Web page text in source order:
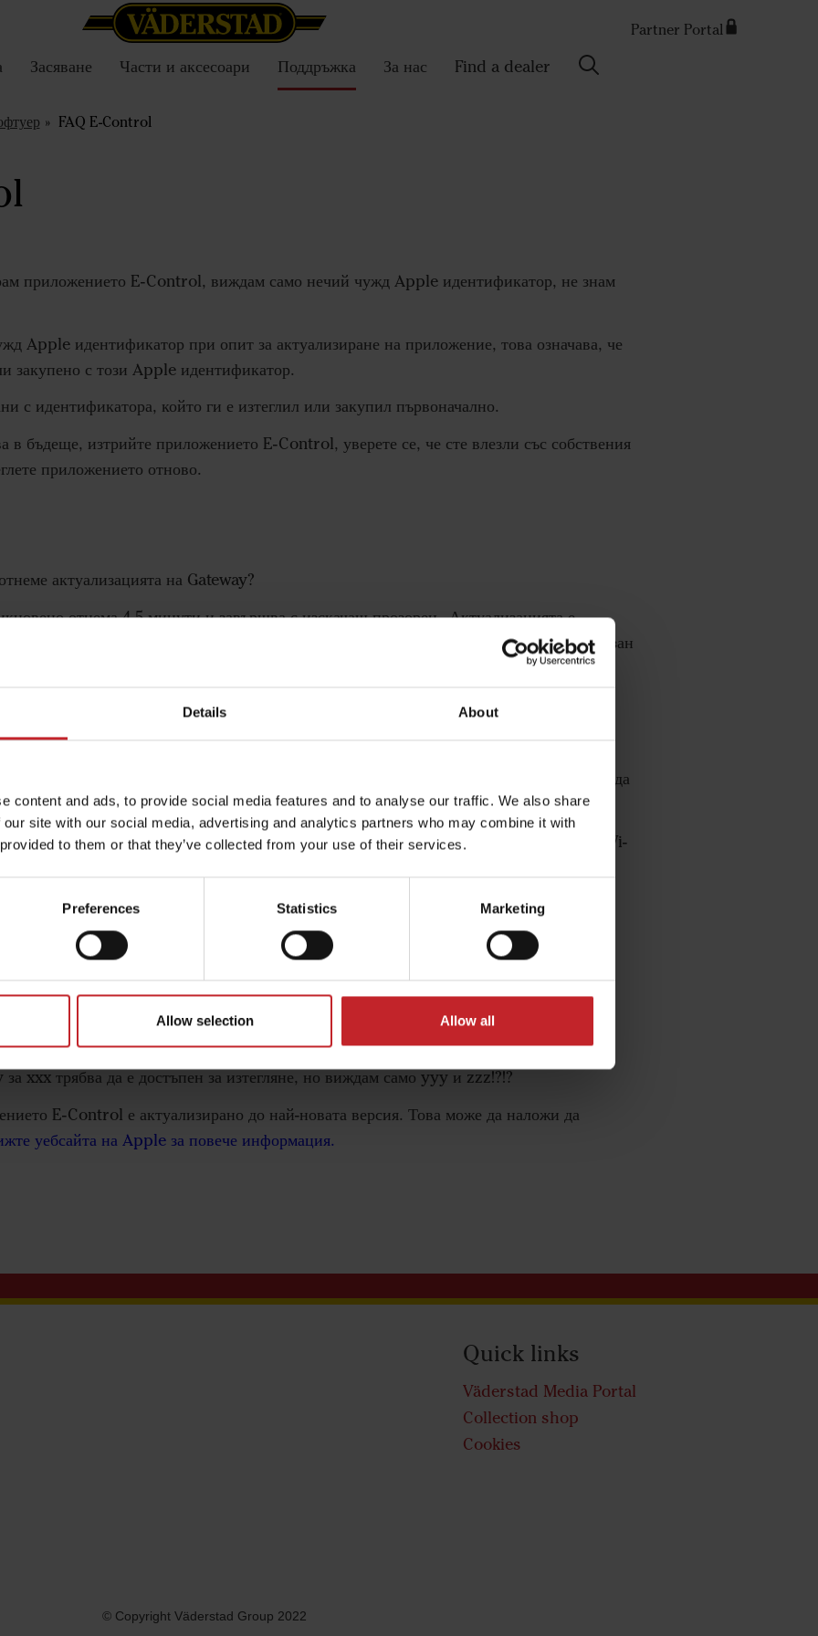
Details About
content and ads, to provide social media features and to analyse our traffic. We also share
site with our social media, advertising and analytics partners who may combine it with
to them or that they’ve collected from your use of their services.
Preferences Statistics Marketing
Allow selection Allow all
Partner Portal
Засяване Части и аксесоари Поддръжка За нас Find a dealer
Search
FAQ E-Control
приложението E-Control, виждам само нечий чужд Apple идентификатор, не знам
Apple идентификатор при опит за актуализиране на приложение, това означава, че
закупено с този Apple идентификатор.
с идентификатора, който ги е изтеглил или закупил първоначално.
в бъдеще, изтрийте приложението E-Control, уверете се, че сте влезли със собствения
приложението отново.
актуализацията на Gateway?
отнема 4-5 минути и завършва с изскачащ прозорец „Актуализацията е
отнема повече време и се покаже текстът „Рестартиране“, уверете се, че iPad е свързан
на машината).
Gateway, получавам съобщение „Неуспешна актуализация“. Какво трябва да
ще се покаже, ако връзката между iPad и Gateway е прекъсната. Проверете дали Wi-
актуализацията.
изтегляне“ в iPad, когато се опитвам да изтегля софтуера на Gateway.
xxx трябва да е достъпен за изтегляне, но виждам само yyy и zzz!?!?
E-Control е актуализирано до най-новата версия. Това може да наложи да
уебсайта на Apple за повече информация.
Quick links
Väderstad Media Portal
Collection shop
Cookies
© Copyright Väderstad Group 2022